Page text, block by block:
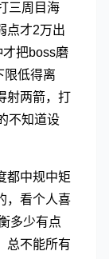
三周目海
点才2万出
把boss磨
限低得离
射两箭，打
不知道设
都中规中矩
，看个人喜
多少有点
总不能所有